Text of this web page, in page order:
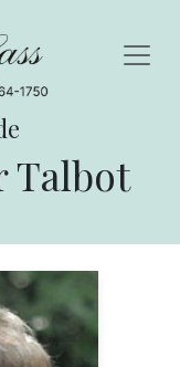
Talbot